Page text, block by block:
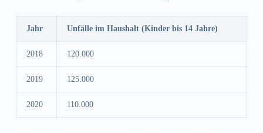
Jahr Unfälle im Haushalt (Kinder bis 14 Jahre)
2018 120.000
2019 125.000
2020 110.000